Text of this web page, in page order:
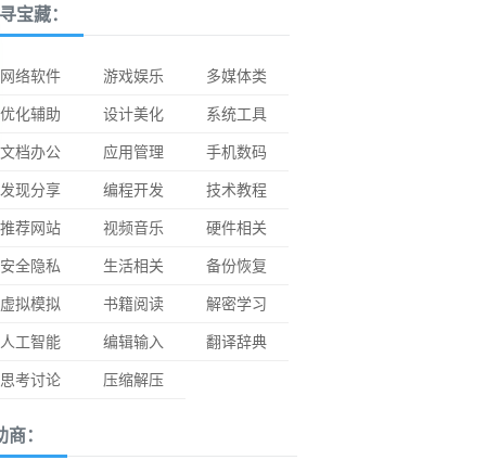
宝藏：
网络软件 游戏娱乐
多媒体类
优化辅助
设计美化
系统工具
文档办公
应用管理
手机数码
发现分享
编程开发
技术教程
推荐网站
视频音乐
硬件相关
安全隐私
生活相关
备份恢复
虚拟模拟
书籍阅读
解密学习
人工智能
编辑输入
翻译辞典
思考讨论
压缩解压
商：